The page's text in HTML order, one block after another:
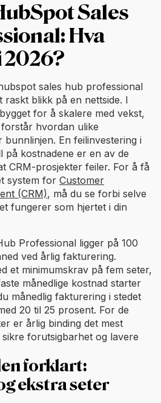
Sales
Hva
2026?
sales hub professional
blikk på en nettside. I
for å skalere med vekst,
hvordan ulike
En feilinvestering i
kostnadene er en av de
CRM-prosjekter feiler. For å få
system for Customer
(CRM), må du se forbi selve
fungerer som hjertet i din
Professional ligger på 100
ved årlig fakturering.
et minimumskrav på fem seter,
månedlige kostnad starter
månedlig fakturering i stedet
20 til 25 prosent. For de
er årlig binding det mest
forutsigbarhet og lavere
forklart:
ekstra seter